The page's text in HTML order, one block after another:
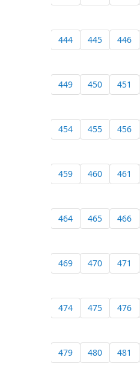
444 445 446
449 450 451
454 455 456
459 460 461
464 465 466
469 470 471
474 475 476
479 480 481